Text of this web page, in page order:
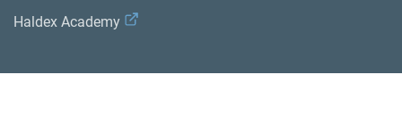
Haldex Academy